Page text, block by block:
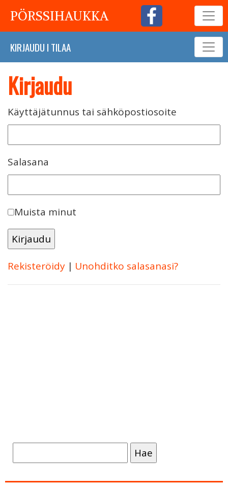
PÖRSSIHAUKKA
KIRJAUDU I TILAA
Kirjaudu
Käyttäjätunnus tai sähköpostiosoite
Salasana
Muista minut
Rekisteröidy | Unohditko salasanasi?